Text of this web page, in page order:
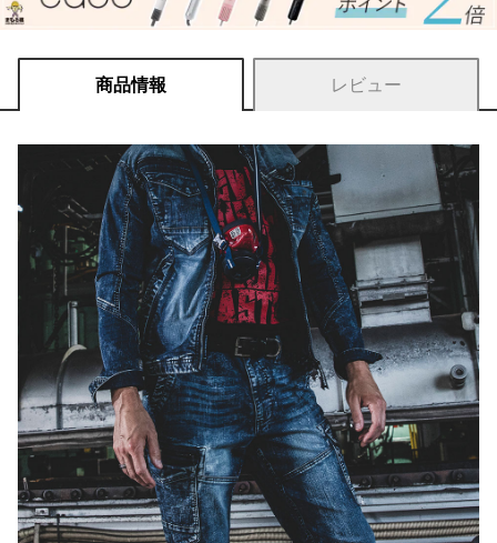
商品情報 レビュー